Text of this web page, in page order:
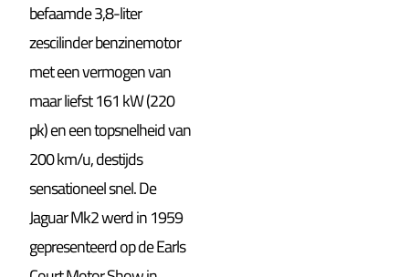
befaamde 3,8-liter
zescilinder benzinemotor
met een vermogen van
maar liefst 161 kW (220
pk) en een topsnelheid van
200 km/u, destijds
sensationeel snel. De
Jaguar Mk2 werd in 1959
gepresenteerd op de Earls